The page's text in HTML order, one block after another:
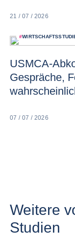
21 / 07 / 2026
#
USMCA-
Gespräche,
07 / 07 / 2026
Weitere
Studien